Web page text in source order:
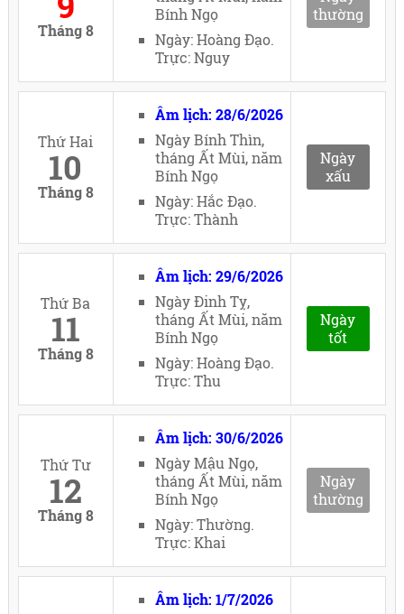
Tháng 8
Bính Ngọ
Ngày: Hoàng Đạo.
Trực: Nguy
thường
Thứ Hai
10
Tháng 8
Âm lịch: 28/6/2026
Ngày Bính Thìn,
tháng Ất Mùi, năm
Bính Ngọ
Ngày: Hắc Đạo.
Trực: Thành
Ngày
xấu
Thứ Ba
11
Tháng 8
Âm lịch: 29/6/2026
Ngày Đinh Tỵ,
tháng Ất Mùi, năm
Bính Ngọ
Ngày: Hoàng Đạo.
Trực: Thu
Ngày
tốt
Thứ Tư
12
Tháng 8
Âm lịch: 30/6/2026
Ngày Mậu Ngọ,
tháng Ất Mùi, năm
Bính Ngọ
Ngày: Thường.
Trực: Khai
Ngày
thường
Âm lịch: 1/7/2026